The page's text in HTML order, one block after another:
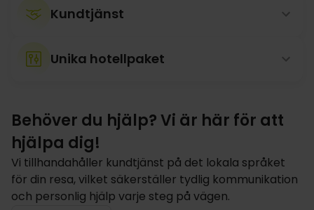
Kundtjänst
Unika hotellpaket
Behöver du hjälp? Vi är här för att
hjälpa dig!
Vi tillhandahåller kundtjänst på det lokala språket
för din resa, vilket säkerställer tydlig kommunikation
och personlig hjälp varje steg på vägen.